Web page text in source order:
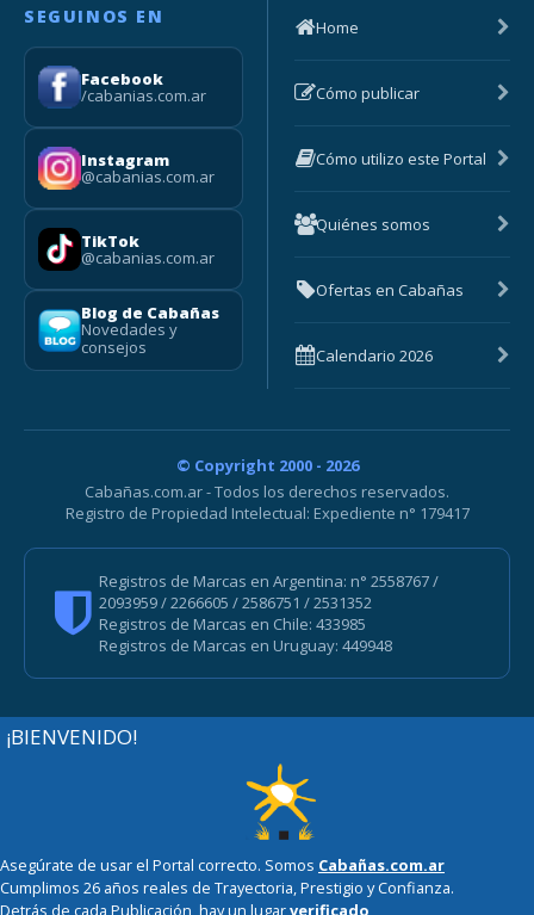
SEGUINOS EN
Facebook
/cabanias.com.ar
Instagram
@cabanias.com.ar
TikTok
@cabanias.com.ar
Blog de Cabañas
Novedades y
consejos
Home
Cómo publicar
Cómo utilizo este Portal
Quiénes somos
Ofertas en Cabañas
Calendario 2026
© Copyright 2000 - 2026
Cabañas.com.ar - Todos los derechos reservados.
Registro de Propiedad Intelectual: Expediente n° 179417
Registros de Marcas en Argentina: n° 2558767 /
2093959 / 2266605 / 2586751 / 2531352
Registros de Marcas en Chile: 433985
Registros de Marcas en Uruguay: 449948
¡BIENVENIDO!
Asegúrate de usar el Portal correcto. Somos Cabañas.com.ar
Cumplimos 26 años reales de Trayectoria, Prestigio y Confianza.
Detrás de cada Publicación, hay un lugarverificado